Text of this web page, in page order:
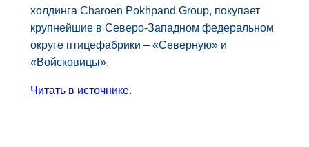
холдинга Charoen Pokhpand Group, покупает
крупнейшие в Северо-Западном федеральном
округе птицефабрики – «Северную» и
«Войсковицы».
Читать в источнике.